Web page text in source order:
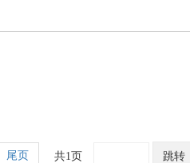
尾页 共1页 跳转